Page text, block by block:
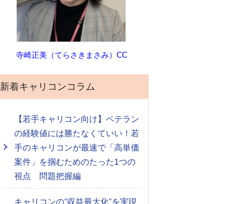
寺崎正美（てらさきまさみ）CC
新着キャリコンコラム
【若手キャリコン向け】ベテラン
の経験値には勝たなくていい！若
手のキャリコンが最速で「高単価
案件」を掴むためのたった1つの
視点 問題把握編
キャリコンの”収益最大化”を実現